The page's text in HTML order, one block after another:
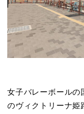
女子バレーボールの
のヴィクトリーナ姫